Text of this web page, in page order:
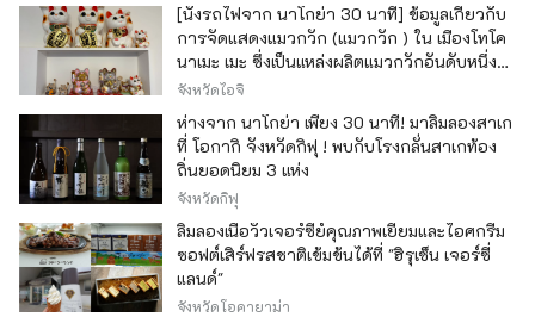
[นั่งรถไฟจาก นาโกย่า 30 นาที] ข้อมูลเกี่ยวกับ
การจัดแสดงแมวกวัก (แมวกวัก ) ใน เมืองโทโค
นาเมะ เมะ ซึ่งเป็นแหล่งผลิตแมวกวักอันดับหนึ่ง
ของญี่ปุ่น
จังหวัดไอจิ
ห่างจาก นาโกย่า เพียง 30 นาที! มาลิ้มลองสาเก
ที่ โอกากิ จังหวัดกิฟุ ! พบกับโรงกลั่นสาเกท้อง
ถิ่นยอดนิยม 3 แห่ง
จังหวัดกิฟุ
ลิ้มลองเนื้อวัวเจอร์ซีย์คุณภาพเยี่ยมและไอศกรีม
ซอฟต์เสิร์ฟรสชาติเข้มข้นได้ที่ "ฮิรุเซ็น เจอร์ซี่
แลนด์"
จังหวัดโอคายาม่า